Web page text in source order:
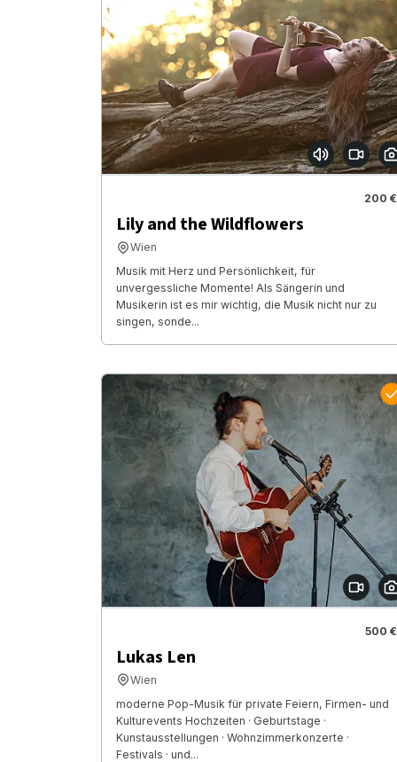
200 €
Lily and the Wildflowers
Wien
Musik mit Herz und Persönlichkeit, für
unvergessliche Momente! Als Sängerin und
Musikerin ist es mir wichtig, die Musik nicht nur zu
singen, sonde...
500 €
Lukas Len
Wien
moderne Pop-Musik für private Feiern, Firmen- und
Kulturevents Hochzeiten · Geburtstage ·
Kunstausstellungen · Wohnzimmerkonzerte ·
Festivals · und...